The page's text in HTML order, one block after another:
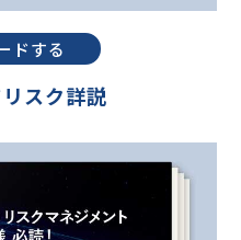
ドする
リスク詳説